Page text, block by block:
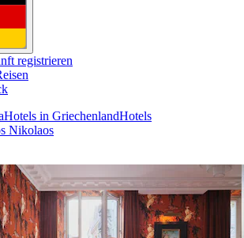
registrieren
Hotels in GriechenlandHotels
Nikolaos